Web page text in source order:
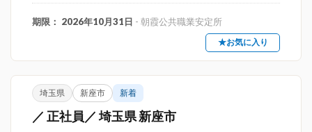
期限： 2026年10月31日 - 朝霞公共職業安定所
★お気に入り
埼玉県 新座市 新着
／ 正社員／ 埼玉県 新座市